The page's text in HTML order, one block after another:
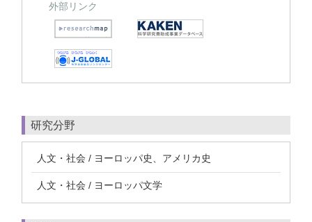
外部リンク
研究分野
人文・社会 / ヨーロッパ史、アメリカ史
人文・社会 / ヨーロッパ文学